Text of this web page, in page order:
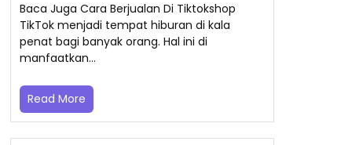
Baca Juga Cara Berjualan Di Tiktokshop
TikTok menjadi tempat hiburan di kala
penat bagi banyak orang. Hal ini di
manfaatkan…
Read More